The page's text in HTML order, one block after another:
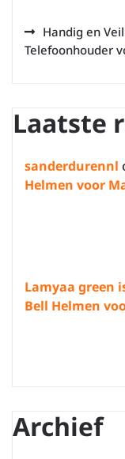
Handig en
Telefoonhouder
Laatste
sanderdurennl
Helmen voor
Lamyaa green
Bell Helmen
Archief